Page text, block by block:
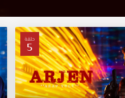
حلقة
5